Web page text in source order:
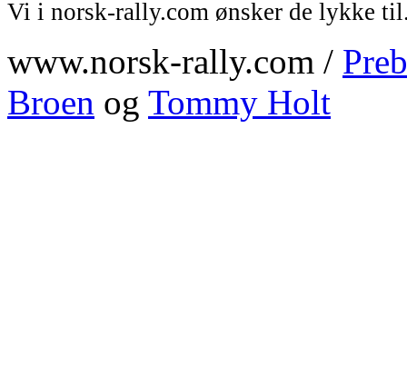
Vi i norsk-rally.com ønsker de lykke
www.norsk-rally.com /
Broen og Tommy Holt